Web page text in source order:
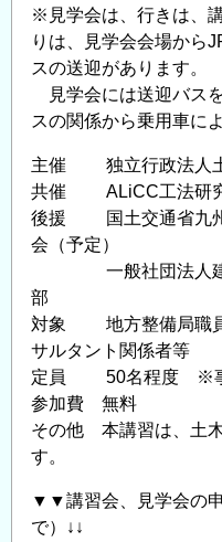
※見学会は、行きは、
りは、見学会会場から
スの送迎があります。
見学会には送迎バス
スの関係から乗用車に
主催 独立行政法人
共催 ALiCC工法研
後援 国土交通省九州
会（予定）
一般社団法人建設
部
対象 地方整備局職員
サルタント関係者等
定員 50名程度 ※事
参加費 無料
その他 本講習は、土
す。
▼▼講習会、見学会の
で）↓↓